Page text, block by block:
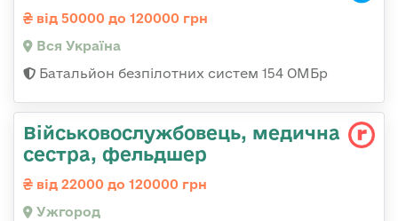
від 50000 до 120000 грн
Вся Україна
Батальйон безпілотних систем 154 ОМБр
Військовослужбовець, медична
сестра, фельдшер
від 22000 до 120000 грн
Ужгород